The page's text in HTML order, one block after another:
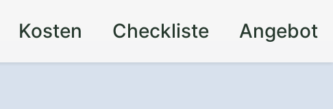
Kosten Checkliste Angebot